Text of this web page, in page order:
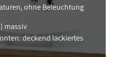
ohne Beleuchtung
massiv
deckend lackiertes